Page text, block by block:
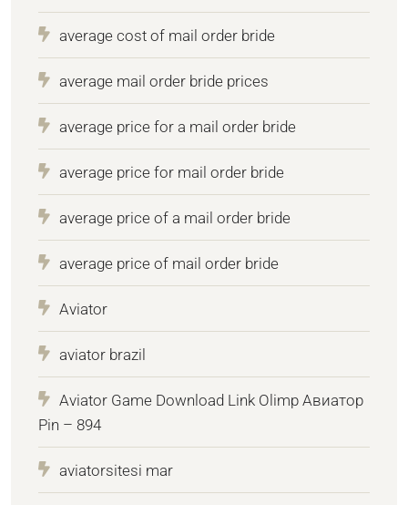
average cost of mail order bride
average mail order bride prices
average price for a mail order bride
average price for mail order bride
average price of a mail order bride
average price of mail order bride
Aviator
aviator brazil
Aviator Game Download Link Olimp Авиатор
Pin – 894
aviatorsitesi mar